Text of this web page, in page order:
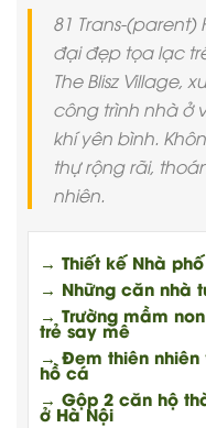
81 Trans-
đại đẹp tọa lạc
The Blisz Village,
công trình nhà ở
khí yên bình.
thự rộng rãi,
nhiên.
→ Thiết kế Nhà
→ Những căn nhà
→ Trường mầm
trẻ say mê
→ Đem thiên nhiên
hồ cá
→ Gộp 2 căn hộ
ở Hà Nội